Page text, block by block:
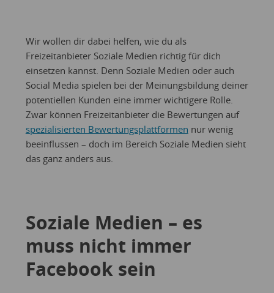
Wir wollen dir dabei helfen, wie du als
Freizeitanbieter Soziale Medien richtig für dich
einsetzen kannst. Denn Soziale Medien oder auch
Social Media spielen bei der Meinungsbildung deiner
potentiellen Kunden eine immer wichtigere Rolle.
Zwar können Freizeitanbieter die Bewertungen auf
spezialisierten Bewertungsplattformen nur wenig
beeinflussen – doch im Bereich Soziale Medien sieht
das ganz anders aus.
Soziale Medien – es
muss nicht immer
Facebook sein